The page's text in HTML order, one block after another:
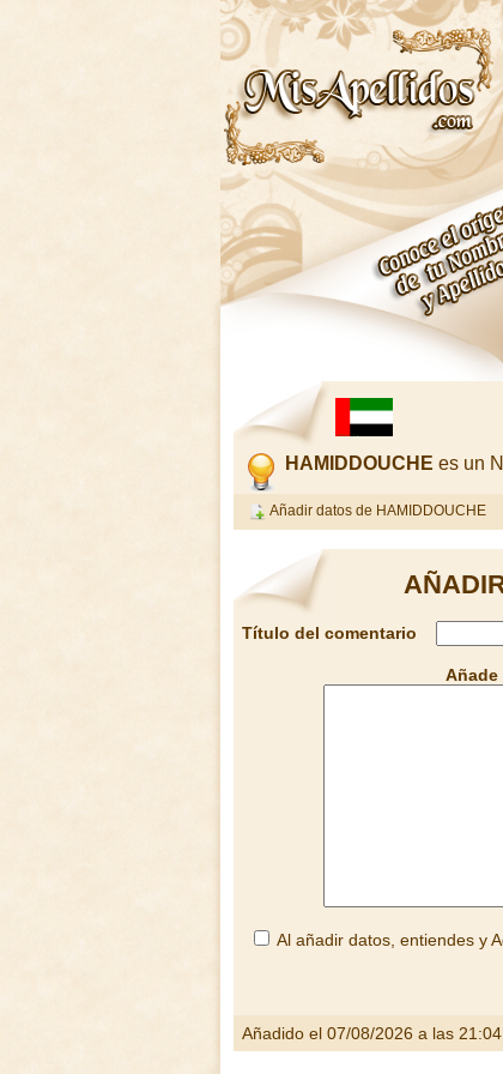
HAMIDDOUCHE es un
Añadir datos de HAMIDDOUCHE
Título del comentario
Añade
Al añadir datos, entiendes y
Añadido el 07/08/2026 a las